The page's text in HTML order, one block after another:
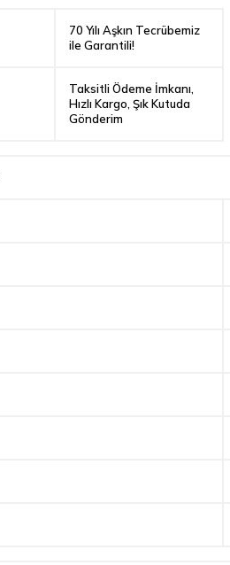
70 Yılı Aşkın Tecrübemiz
ile Garantili!
Taksitli Ödeme İmkanı,
Hızlı Kargo, Şık Kutuda
Gönderim